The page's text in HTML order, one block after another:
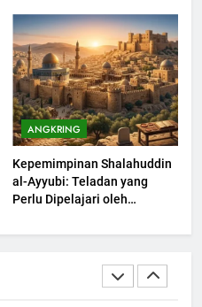
ANGKRING
Kepemimpinan Shalahuddin
al-Ayyubi: Teladan yang
Perlu Dipelajari oleh
(2)
Tak Akan Pernah
Jumat: Melihat
Nikmat Allah
Jumat: Ketaatan,
dan Pengaruhnya